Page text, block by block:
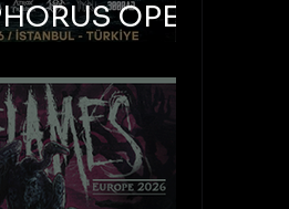
OPEN
FEST